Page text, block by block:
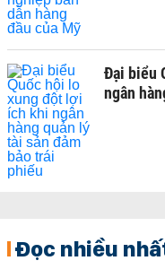
Đại biểu
ngân
Đọc nhiều